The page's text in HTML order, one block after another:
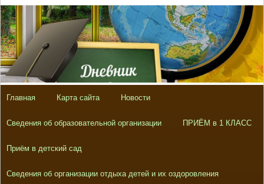
Главная Карта сайта Новости
Сведения об образовательной организации ПРИЁМ в 1 КЛАСС
Приём в детский сад
Сведения об организации отдыха детей и их оздоровления